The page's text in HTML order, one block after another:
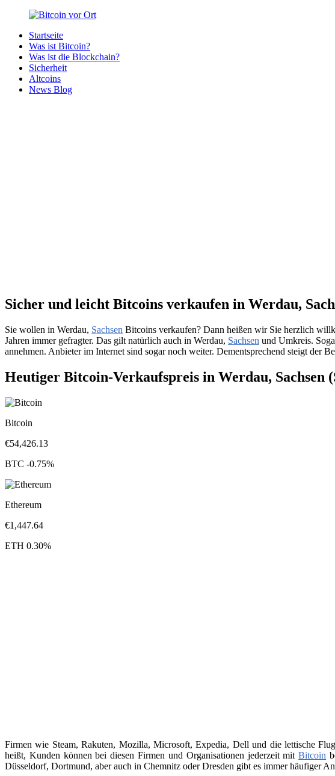
Zurück
Inhalt
Bitcoin
Bitcoins
deiner
Region
Startseite
Was ist Bitcoin?
Was ist die Blockchain?
Sicherheit
Altcoins
News Blog
Sicher und leicht Bitcoins verkaufen in Werdau,
Sie wollen in Werdau, Sachsen Bitcoins verkaufen? Dann heißen wir Sie herzlich
Jahren immer gefragter. Das gilt natürlich auch in Werdau, Sachsen und Umkreis.
annehmen. Anbieter im Internet sind sogar noch weiter. Dementsprechend steigt der
Heutiger Bitcoin-Verkaufspreis in Werdau, Sachsen
Bitcoin
€54,426.13
BTC -0.75%
Ethereum
€1,447.64
ETH 0.30%
Firmen wie Steam, Rakuten, Mozilla, Microsoft, Expedia, Dell und die lettische
heißt, Kunden können bei diesen Firmen und Organisationen jederzeit mitBitcoin
Düsseldorf, Dortmund, aber auch in Chemnitz oder Dresden gibt es immer häufiger